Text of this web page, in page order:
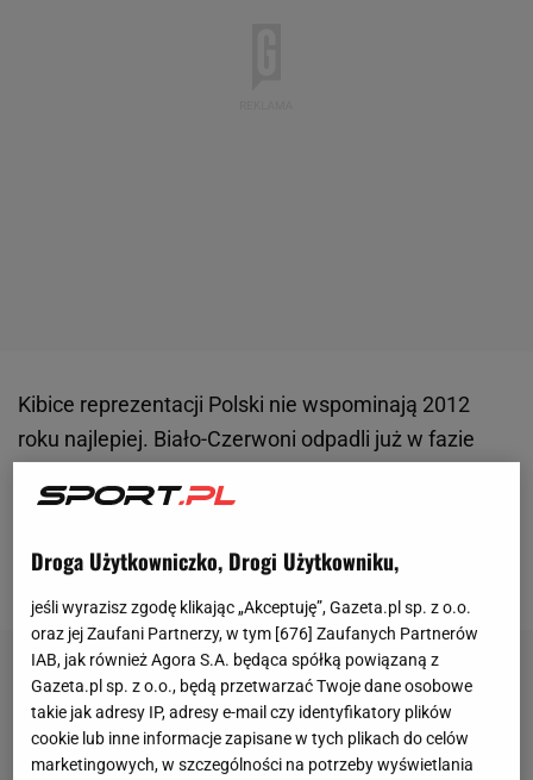
Kibice reprezentacji Polski nie wspominają 2012
roku najlepiej. Biało-Czerwoni odpadli już w fazie
i w Ukrainie. Niedługo przed tą imprezą odbywał się
sobie dużo lepiej.
Droga Użytkowniczko, Drogi Użytkowniku,
jeśli wyrazisz zgodę klikając „Akceptuję”, Gazeta.pl sp. z o.o.
oraz jej Zaufani Partnerzy, w tym [676] Zaufanych Partnerów
IAB, jak również Agora S.A. będąca spółką powiązaną z
Gazeta.pl sp. z o.o., będą przetwarzać Twoje dane osobowe
takie jak adresy IP, adresy e-mail czy identyfikatory plików
cookie lub inne informacje zapisane w tych plikach do celów
marketingowych, w szczególności na potrzeby wyświetlania